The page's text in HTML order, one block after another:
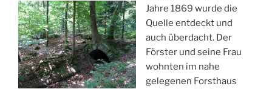
Jahre 1869 wurde die
Quelle entdeckt und
auch überdacht. Der
Förster und seine Frau
wohnten im nahe
gelegenen Forsthaus